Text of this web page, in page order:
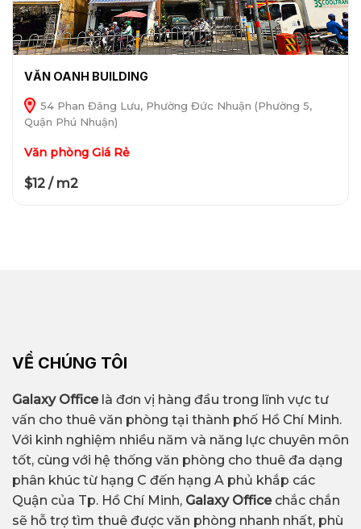
VĂN OANH BUILDING
54 Phan Đăng Lưu, Phường Đức Nhuận (Phường 5,
Quận Phú Nhuận)
Văn phòng Giá Rẻ
$12 / m2
VỀ CHÚNG TÔI
Galaxy Officelà đơn vị hàng đầu trong lĩnh vực tư
vấn cho thuê văn phòng tại thành phố Hồ Chí Minh.
Với kinh nghiệm nhiều năm và năng lực chuyên môn
tốt, cùng với hệ thống văn phòng cho thuê đa dạng
phân khúc từ hạng C đến hạng A phủ khắp các
Quận của Tp. Hồ Chí Minh, Galaxy Office chắc chắn
sẽ hỗ trợ tìm thuê được văn phòng nhanh nhất, phù